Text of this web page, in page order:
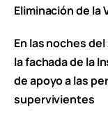
Eliminación de la
En las noches
la fachada de la
de apoyo a las
supervivientes